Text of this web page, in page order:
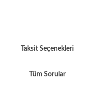
Taksit Seçenekleri
Tüm Sorular